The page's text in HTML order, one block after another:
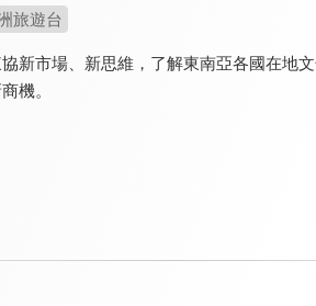
旅遊台
新市場、新思維，了解東南亞各國在地
機。